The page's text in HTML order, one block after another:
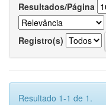
Resultados/Página
Registro(s)
Resultado 1-1 de 1.